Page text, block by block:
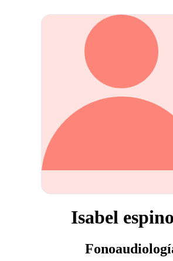
Isabel